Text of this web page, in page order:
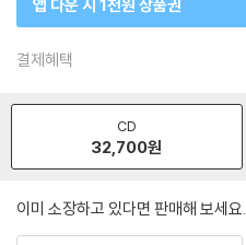
앱 다운 시 1천원 상품권
결제혜택
CD
32,700원
이미 소장하고 있다면 판매해 보세요.